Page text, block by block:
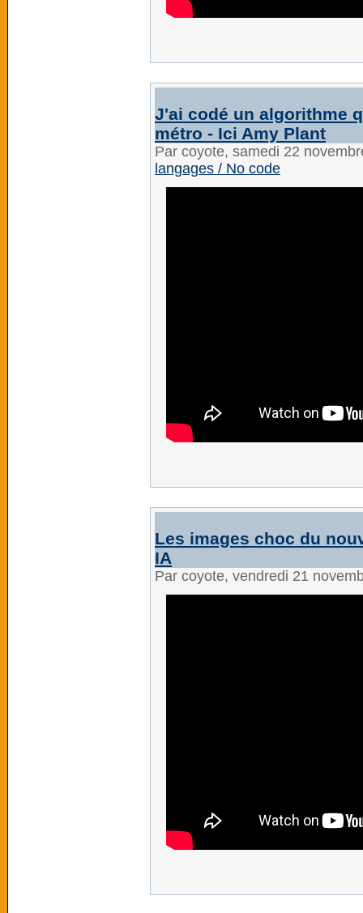
J'ai codé un algorithme
métro - Ici Amy Plant
Par coyote, samedi 22
langages / No code
Les images choc du
IA
Par coyote, vendredi 21